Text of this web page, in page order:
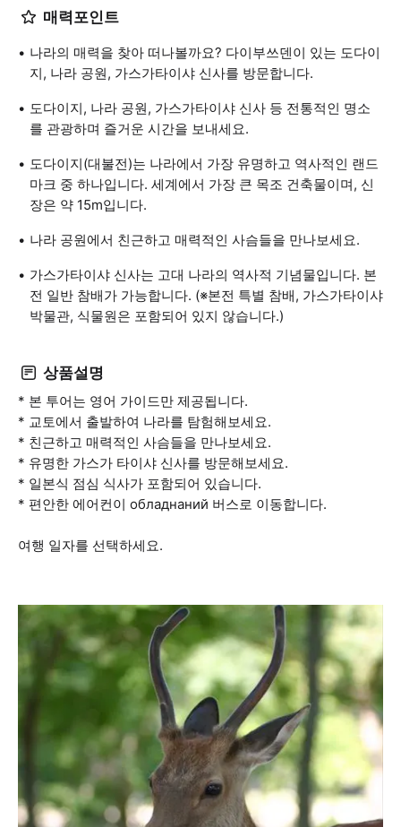
매력포인트
나라의 매력을 찾아 떠나볼까요? 다이부쓰덴이 있는 도다이
지, 나라 공원, 가스가타이샤 신사를 방문합니다.
도다이지, 나라 공원, 가스가타이샤 신사 등 전통적인 명소
를 관광하며 즐거운 시간을 보내세요.
도다이지(대불전)는 나라에서 가장 유명하고 역사적인 랜드
마크 중 하나입니다. 세계에서 가장 큰 목조 건축물이며, 신
장은 약 15m입니다.
나라 공원에서 친근하고 매력적인 사슴들을 만나보세요.
가스가타이샤 신사는 고대 나라의 역사적 기념물입니다. 본
전 일반 참배가 가능합니다. (※본전 특별 참배, 가스가타이샤
박물관, 식물원은 포함되어 있지 않습니다.)
상품설명
* 본 투어는 영어 가이드만 제공됩니다.
* 교토에서 출발하여 나라를 탐험해보세요.
* 친근하고 매력적인 사슴들을 만나보세요.
* 유명한 가스가 타이샤 신사를 방문해보세요.
* 일본식 점심 식사가 포함되어 있습니다.
* 편안한 에어컨이 обладнаний 버스로 이동합니다.
여행 일자를 선택하세요.